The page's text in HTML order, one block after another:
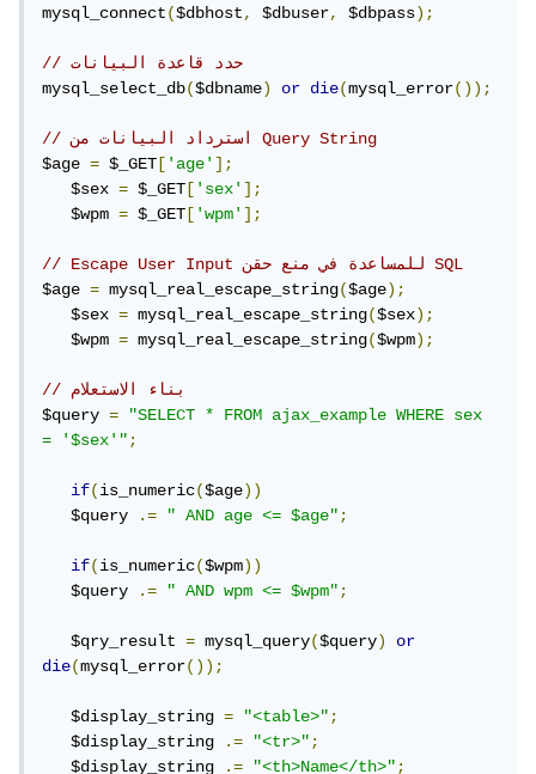
mysql_connect($dbhost, $dbuser, $dbpass);
// حدد قاعدة البيانات
mysql_select_db($dbname) or die(mysql_error());
// استرداد البيانات من Query String
$age = $_GET ['age'];
   $sex
= $_GET ['sex'];
   $wpm
= $_GET ['wpm'];
// Escape User Input للمساعدة في منع حقن SQL
$age = mysql_real_escape_string($age);
   $sex
= mysql_real_escape_string($sex);
   $wpm
= mysql_real_escape_string($wpm);
// بناء الاستعلام
$query =
"SELECT * FROM ajax_example WHERE sex
= '$sex'";
if(is_numeric($age))
   $query
.= " AND age <= $age";
if(is_numeric($wpm))
   $query
.= " AND wpm <= $wpm";
   $qry_result
= mysql_query($query)
or
die(mysql_error());
   $display_string
= "<table>";
   $display_string
.= "<tr>";
   $display_string
.= "<th>Name</th>";